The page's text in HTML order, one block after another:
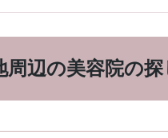
周辺の美容院の